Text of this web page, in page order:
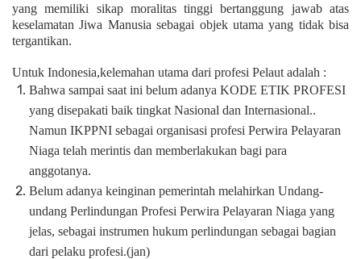
yang memiliki sikap moralitas tinggi bertanggung jawab atas
keselamatan Jiwa Manusia sebagai objek utama yang tidak bisa
tergantikan.
Untuk Indonesia,kelemahan utama dari profesi Pelaut adalah :
Bahwa sampai saat ini belum adanya KODE ETIK PROFESI
yang disepakati baik tingkat Nasional dan Internasional..
Namun IKPPNI sebagai organisasi profesi Perwira Pelayaran
Niaga telah merintis dan memberlakukan bagi para
anggotanya.
Belum adanya keinginan pemerintah melahirkan Undang-
undang Perlindungan Profesi Perwira Pelayaran Niaga yang
jelas, sebagai instrumen hukum perlindungan sebagai bagian
dari pelaku profesi.(jan)